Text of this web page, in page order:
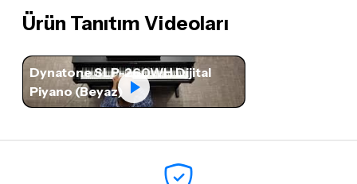
Ürün Tanıtım Videoları
Dynatone SLP-260WH Dijital
Piyano (Beyaz)